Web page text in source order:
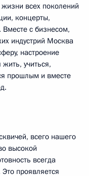
всех поколений
концерты,
с бизнесом,
индустрий Москва
настроение
учиться,
прошлым и вместе
всего нашего
высокой
всегда
проявляется